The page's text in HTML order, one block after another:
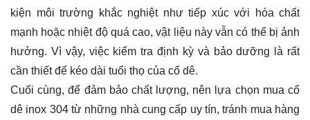
kiện môi trường khắc nghiệt như tiếp xúc với hóa chất
mạnh hoặc nhiệt độ quá cao, vật liệu này vẫn có thể bị ảnh
hưởng. Vì vậy, việc kiểm tra định kỳ và bảo dưỡng là rất
cần thiết để kéo dài tuổi thọ của cổ dê.
Cuối cùng, để đảm bảo chất lượng, nên lựa chọn mua cổ
dê inox 304 từ những nhà cung cấp uy tín, tránh mua hàng